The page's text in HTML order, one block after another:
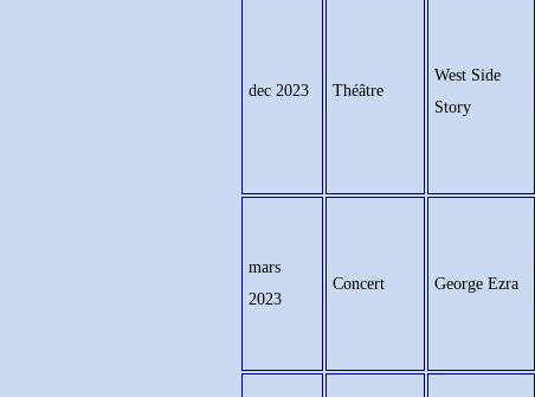
dec 2023 Théâtre
West Side
Story
mars
2023
Concert George Ezra